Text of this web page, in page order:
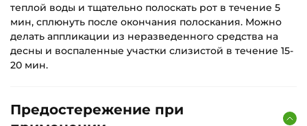
теплой воды и тщательно полоскать рот в течение 5
мин, сплюнуть после окончания полоскания. Можно
делать аппликации из неразведенного средства на
десны и воспаленные участки слизистой в течение 15-
20 мин.
Предостережение при